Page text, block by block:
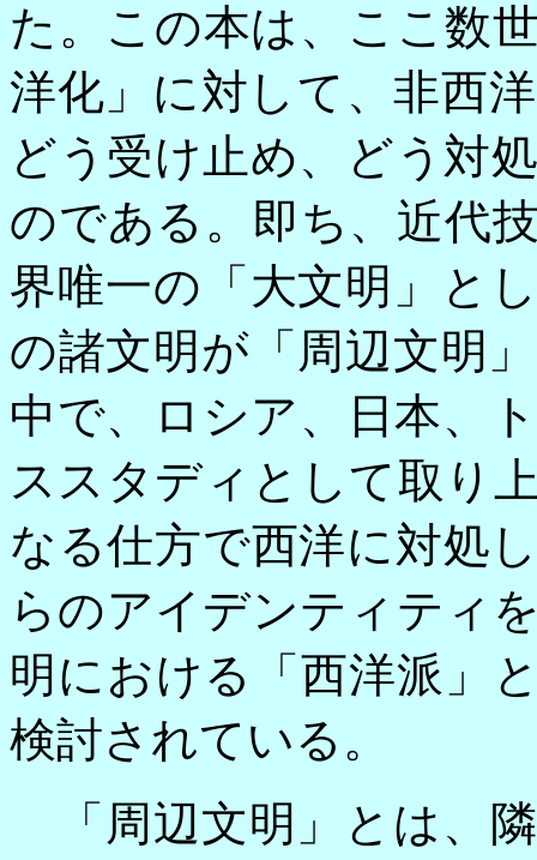
た。この本は、ここ数
洋化」に対して、非西
どう受け止め、どう対
のである。即ち、近代
界唯一の「大文明」と
の諸文明が「周辺文明
中で、ロシア、日本、
ススタディとして取り
なる仕方で西洋に対処
らのアイデンティティ
明における「西洋派」
検討されている。
「周辺文明」とは、